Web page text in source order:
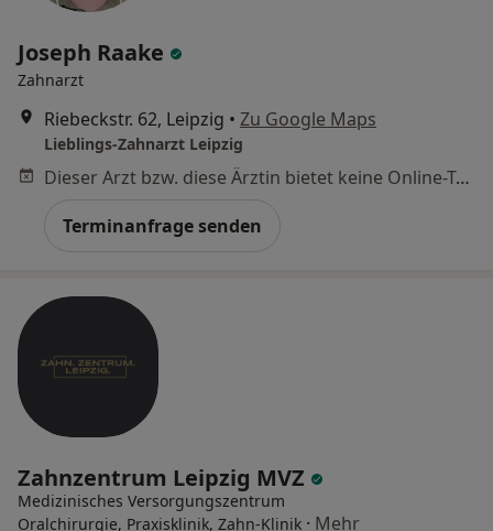
Joseph Raake
Zahnarzt
Riebeckstr. 62, Leipzig • Zu Google Maps
Lieblings-Zahnarzt Leipzig
Dieser Arzt bzw. diese Ärztin bietet keine Online-Terminbuchung an diesem Standort an.
Terminanfrage senden
Zahnzentrum Leipzig MVZ
Medizinisches Versorgungszentrum
Oralchirurgie, Praxisklinik, Zahn-Klinik · Mehr